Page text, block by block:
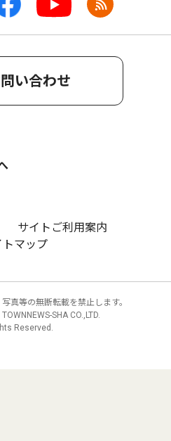
い合わせ
サイトご利用案内
トマップ
真等の無断転載を禁止します。
SHA CO.,LTD.
Reserved.